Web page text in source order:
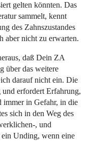
gelten könnten. Das
sammelt, kennt
des Zahnszustandes
aber nicht zu erwarten.
daß Dein ZA
über das weitere
darauf nicht ein. Die
erfordert Erfahrung,
immer in Gefahr, in die
sich in den Weg des
, und
Unding, wenn eine